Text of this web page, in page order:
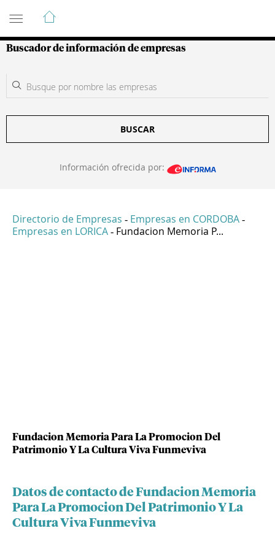
Guía de Empresas Colombianas
Buscador de información de empresas
BUSCAR
Información ofrecida por:
Directorio de Empresas - Empresas en CORDOBA -
Empresas en LORICA - Fundacion Memoria P...
Fundacion Memoria Para La Promocion Del
Patrimonio Y La Cultura Viva Funmeviva
Datos de contacto de Fundacion Memoria
Para La Promocion Del Patrimonio Y La
Cultura Viva Funmeviva